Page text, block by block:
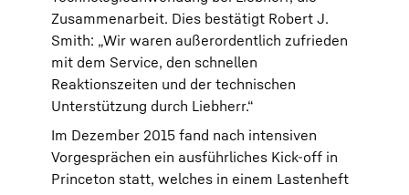
Zusammenarbeit. Dies bestätigt Robert J.
Smith: „Wir waren außerordentlich zufrieden
mit dem Service, den schnellen
Reaktionszeiten und der technischen
Unterstützung durch Liebherr.“
Im Dezember 2015 fand nach intensiven
Vorgesprächen ein ausführliches Kick-off in
Princeton statt, welches in einem Lastenheft